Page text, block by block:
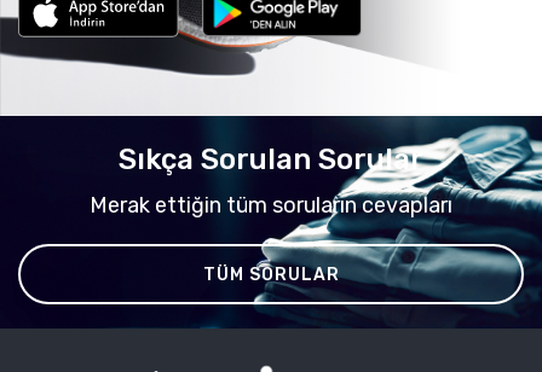
Sıkça Sorulan Sorular
Merak ettiğin tüm soruların cevapları
TÜM SORULAR